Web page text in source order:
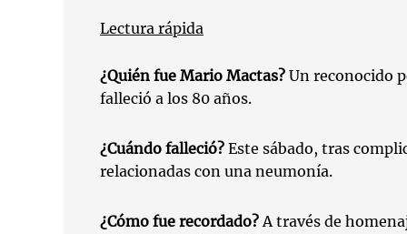
Lectura rápida
¿Quién fue Mario Mactas? Un reconocido
falleció a los 80 años.
¿Cuándo falleció? Este sábado, tras
relacionadas con una neumonía.
¿Cómo fue recordado?A través de